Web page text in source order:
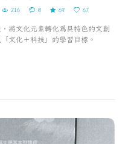
216 0 69 67
將文化元素轉化為具特色的文創
文化＋科技」的學習目標。